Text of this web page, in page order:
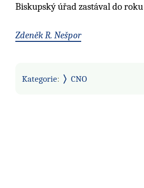
Biskupský úřad zastával do
Zdeněk R. Nešpor
Kategorie: CNO